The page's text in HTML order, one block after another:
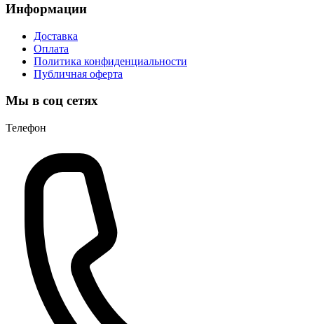
Информации
Доставка
Оплата
Политика конфиденциальности
Публичная оферта
Мы в соц сетях
Телефон